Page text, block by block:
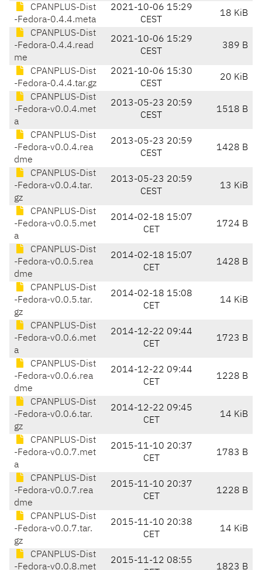
CPANPLUS-Dist
-Fedora-0.4.4.meta
2021-10-06 15:29
CEST
18 KiB
CPANPLUS-Dist
-Fedora-0.4.4.read
me
2021-10-06 15:29
CEST
389 B
CPANPLUS-Dist
-Fedora-0.4.4.tar.gz
2021-10-06 15:30
CEST
20 KiB
CPANPLUS-Dist
-Fedora-v0.0.4.met
a
2013-05-23 20:59
CEST
1518 B
CPANPLUS-Dist
-Fedora-v0.0.4.rea
dme
2013-05-23 20:59
CEST
1428 B
CPANPLUS-Dist
-Fedora-v0.0.4.tar.
gz
2013-05-23 20:59
CEST
13 KiB
CPANPLUS-Dist
-Fedora-v0.0.5.met
a
2014-02-18 15:07
CET
1724 B
CPANPLUS-Dist
-Fedora-v0.0.5.rea
dme
2014-02-18 15:07
CET
1428 B
CPANPLUS-Dist
-Fedora-v0.0.5.tar.
gz
2014-02-18 15:08
CET
14 KiB
CPANPLUS-Dist
-Fedora-v0.0.6.met
a
2014-12-22 09:44
CET
1723 B
CPANPLUS-Dist
-Fedora-v0.0.6.rea
dme
2014-12-22 09:44
CET
1228 B
CPANPLUS-Dist
-Fedora-v0.0.6.tar.
gz
2014-12-22 09:45
CET
14 KiB
CPANPLUS-Dist
-Fedora-v0.0.7.met
a
2015-11-10 20:37
CET
1783 B
CPANPLUS-Dist
-Fedora-v0.0.7.rea
dme
2015-11-10 20:37
CET
1228 B
CPANPLUS-Dist
-Fedora-v0.0.7.tar.
gz
2015-11-10 20:38
CET
14 KiB
CPANPLUS-Dist
-Fedora-v0.0.8.met
2015-11-12 08:55
1823 B